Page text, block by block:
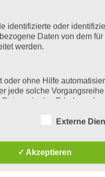
identifizierte oder
Daten von dem
werden.
oder ohne Hilfe
jede solche
wie das Erheben, das
das Abfragen, die
oder die Verknüpfung,
Externe
✓ Akzeptieren